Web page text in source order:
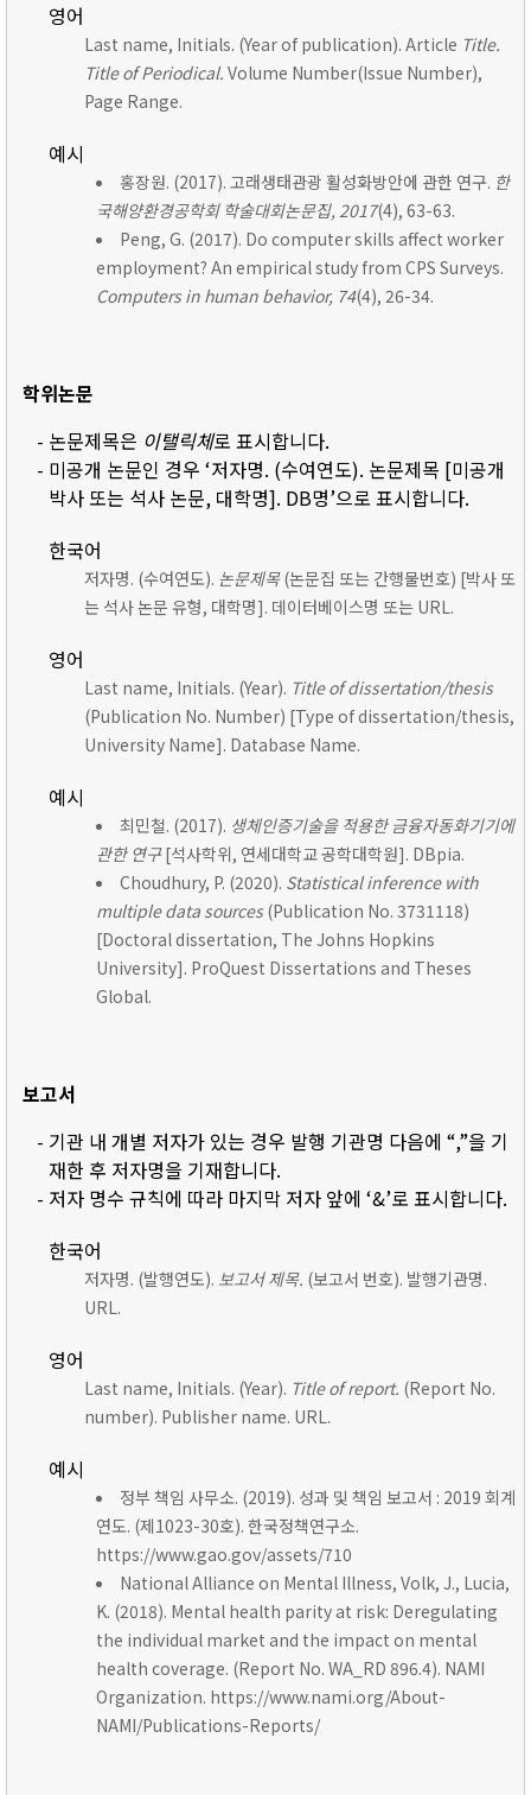
영어
Last name, Initials. (Year of publication). Article Title.
Title of Periodical. Volume Number(Issue Number),
Page Range.
예시
홍장원. (2017). 고래생태관광 활성화방안에 관한 연구. 한
국해양환경공학회 학술대회논문집, 2017(4), 63-63.
Peng, G. (2017). Do computer skills affect worker
employment? An empirical study from CPS Surveys.
Computers in human behavior, 74(4), 26-34.
학위논문
- 논문제목은 이탤릭체로 표시합니다.
- 미공개 논문인 경우 ‘저자명. (수여연도). 논문제목 [미공개
박사 또는 석사 논문, 대학명]. DB명’으로 표시합니다.
한국어
저자명. (수여연도). 논문제목(논문집 또는 간행물번호) [박사 또
는 석사 논문 유형, 대학명]. 데이터베이스명 또는 URL.
영어
Last name, Initials. (Year). Title of dissertation/thesis
(Publication No. Number) [Type of dissertation/thesis,
University Name]. Database Name.
예시
최민철. (2017). 생체인증기술을 적용한 금융자동화기기에
관한 연구[석사학위, 연세대학교 공학대학원]. DBpia.
Choudhury, P. (2020). Statistical inference with
multiple data sources(Publication No. 3731118)
[Doctoral dissertation, The Johns Hopkins
University]. ProQuest Dissertations and Theses
Global.
보고서
- 기관 내 개별 저자가 있는 경우 발행 기관명 다음에 “,”을 기
재한 후 저자명을 기재합니다.
- 저자 명수 규칙에 따라 마지막 저자 앞에 ‘&’로 표시합니다.
한국어
저자명. (발행연도). 보고서 제목. (보고서 번호). 발행기관명.
URL.
영어
Last name, Initials. (Year). Title of report. (Report No.
number). Publisher name. URL.
예시
정부 책임 사무소. (2019). 성과 및 책임 보고서 : 2019 회계
연도. (제1023-30호). 한국정책연구소.
https://www.gao.gov/assets/710
National Alliance on Mental Illness, Volk, J., Lucia,
K. (2018). Mental health parity at risk: Deregulating
the individual market and the impact on mental
health coverage. (Report No. WA_RD 896.4). NAMI
Organization. https://www.nami.org/About-
NAMI/Publications-Reports/